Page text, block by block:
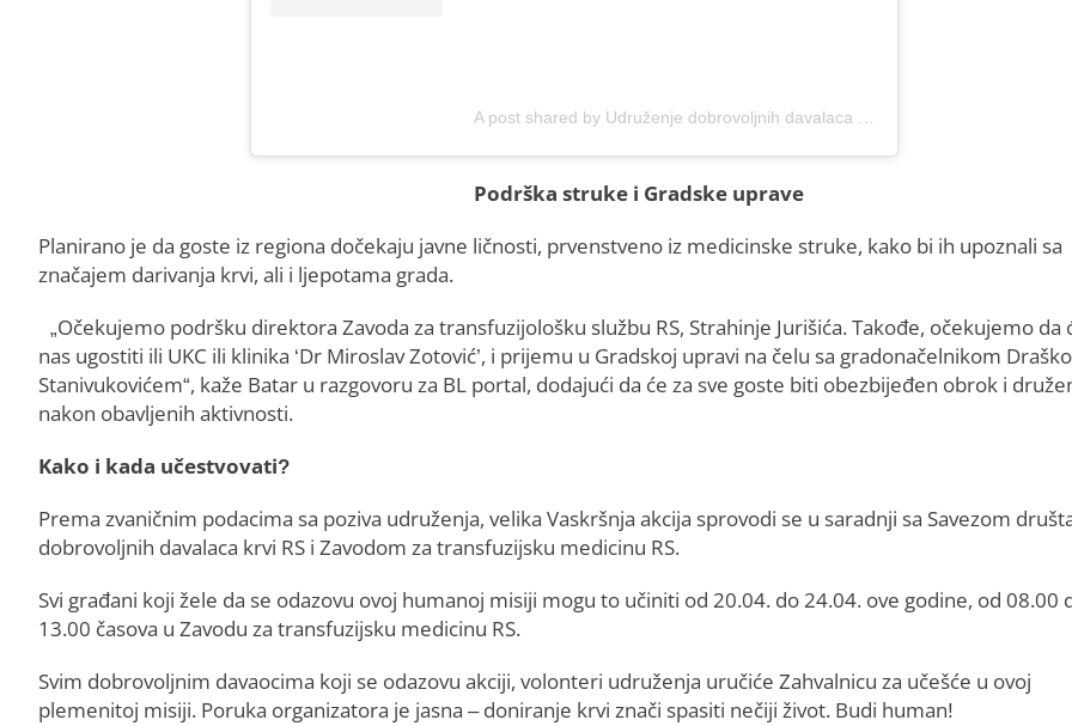
Podrška struke i Gradske uprave
Planirano je da goste iz regiona dočekaju javne ličnosti, prvenstveno iz medicinske struke, kako bi ih upoznali sa
značajem darivanja krvi, ali i ljepotama grada.
„Očekujemo podršku direktora Zavoda za transfuzijološku službu RS, Strahinje Jurišića. Takođe, očekujemo da
nas ugostiti ili UKC ili klinika ‘Dr Miroslav Zotović’, i prijemu u Gradskoj upravi na čelu sa gradonačelnikom
Stanivukovićem“, kaže Batar u razgovoru za BL portal, dodajući da će za sve goste biti obezbijeđen obrok i
nakon obavljenih aktivnosti.
Kako i kada učestvovati?
Prema zvaničnim podacima sa poziva udruženja, velika Vaskršnja akcija sprovodi se u saradnji sa Savezom
dobrovoljnih davalaca krvi RS i Zavodom za transfuzijsku medicinu RS.
Svi građani koji žele da se odazovu ovoj humanoj misiji mogu to učiniti od 20.04. do 24.04. ove godine, od 08.00
13.00 časova u Zavodu za transfuzijsku medicinu RS.
Svim dobrovoljnim davaocima koji se odazovu akciji, volonteri udruženja uručiće Zahvalnicu za učešće u ovoj
plemenitoj misiji. Poruka organizatora je jasna – doniranje krvi znači spasiti nečiji život. Budi human!